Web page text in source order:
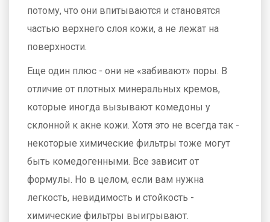
потому, что они впитываются и становятся
частью верхнего слоя кожи, а не лежат на
поверхности.
Еще один плюс - они не «забивают» поры. В
отличие от плотных минеральных кремов,
которые иногда вызывают комедоны у
склонной к акне кожи. Хотя это не всегда так -
некоторые химические фильтры тоже могут
быть комедогенными. Все зависит от
формулы. Но в целом, если вам нужна
легкость, невидимость и стойкость -
химические фильтры выигрывают.